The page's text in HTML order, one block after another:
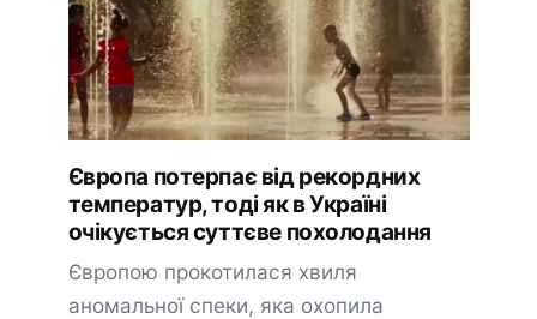
Європа потерпає від рекордних
температур, тоді як в Україні
очікується суттєве похолодання
Європою прокотилася хвиля
аномальної спеки, яка охопила